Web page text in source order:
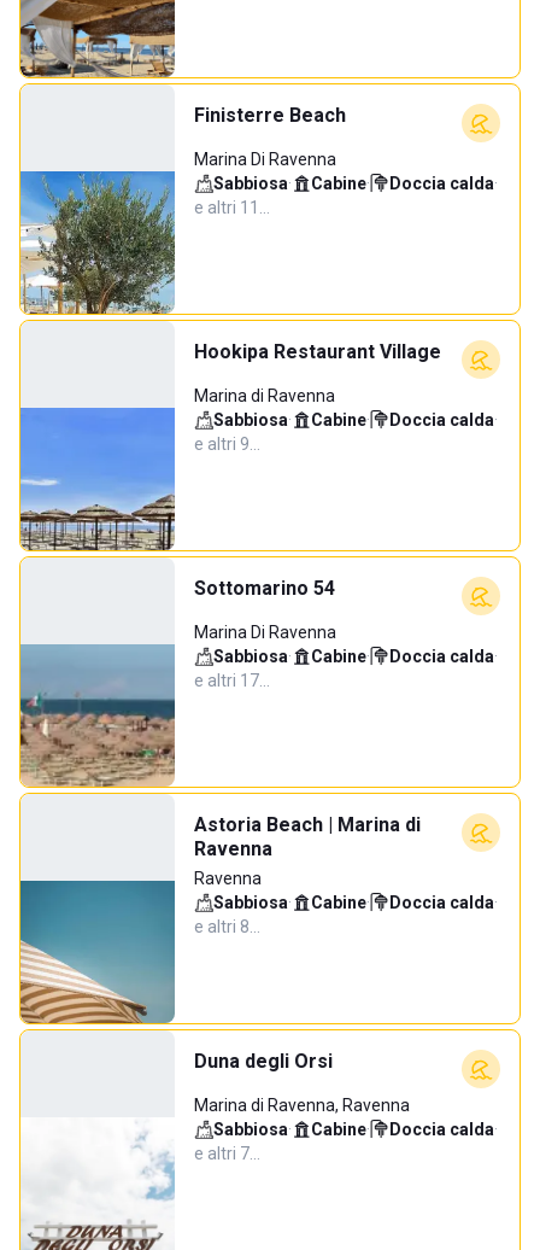
Finisterre Beach
Marina Di Ravenna
Sabbiosa· Cabine· Doccia calda·
e altri 11…
Hookipa Restaurant Village
Marina di Ravenna
Sabbiosa· Cabine· Doccia calda·
e altri 9…
Sottomarino 54
Marina Di Ravenna
Sabbiosa· Cabine· Doccia calda·
e altri 17…
Astoria Beach | Marina di
Ravenna
Ravenna
Sabbiosa· Cabine· Doccia calda·
e altri 8…
Duna degli Orsi
Marina di Ravenna, Ravenna
Sabbiosa· Cabine· Doccia calda·
e altri 7…